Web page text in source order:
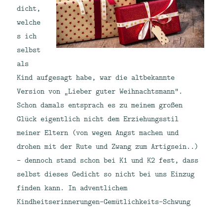
dicht,
welche
s ich
selbst
als
Kind aufgesagt habe, war die altbekannte
Version von „Lieber guter Weihnachtsmann“.
Schon damals entsprach es zu meinem großen
Glück eigentlich nicht dem Erziehungsstil
meiner Eltern (von wegen Angst machen und
drohen mit der Rute und Zwang zum Artigsein..)
– dennoch stand schon bei K1 und K2 fest, dass
selbst dieses Gedicht so nicht bei uns Einzug
finden kann. In adventlichem
Kindheitserinnerungen-Gemütlichkeits-Schwung